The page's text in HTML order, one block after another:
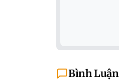
Bình Luận